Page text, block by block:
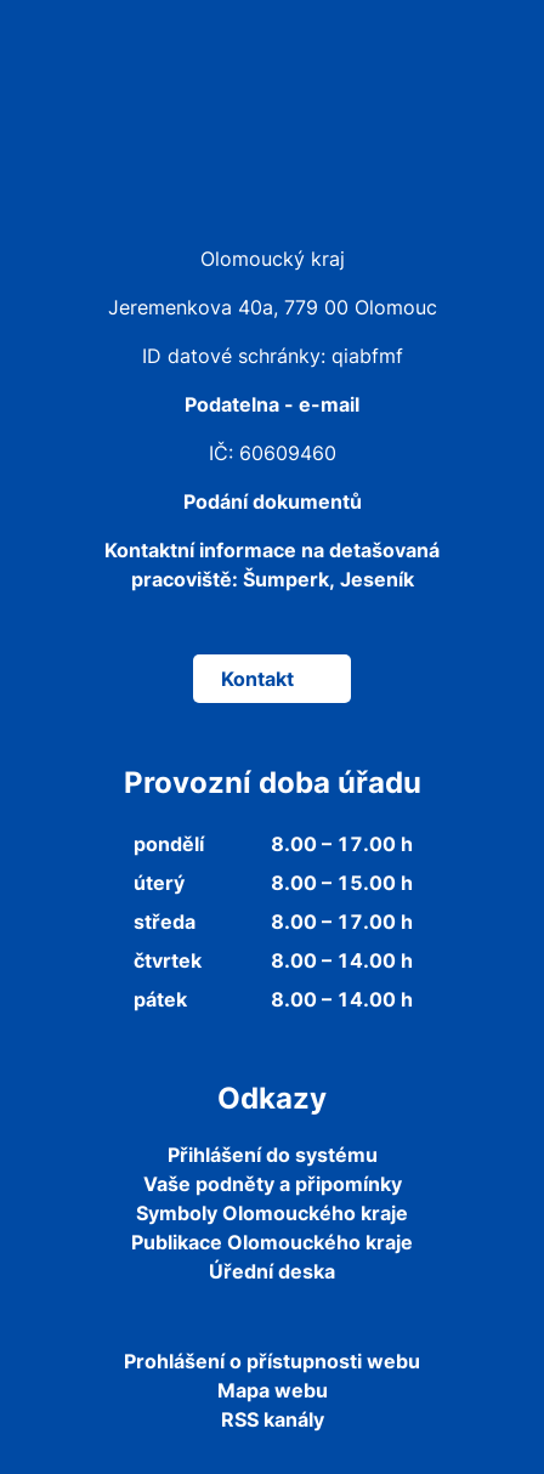
Olomoucký kraj
Jeremenkova 40a, 779 00 Olomouc
ID datové schránky: qiabfmf
Podatelna - e-mail
IČ: 60609460
Podání dokumentů
Kontaktní informace na detašovaná
pracoviště: Šumperk, Jeseník
Kontakt
Provozní doba úřadu
pondělí
8.00 – 17.00 h
úterý
8.00 – 15.00 h
středa
8.00 – 17.00 h
čtvrtek
8.00 – 14.00 h
pátek
8.00 – 14.00 h
Odkazy
Přihlášení do systému
Vaše podněty a připomínky
Symboly Olomouckého kraje
Publikace Olomouckého kraje
Úřední deska
Prohlášení o přístupnosti webu
Mapa webu
RSS kanály